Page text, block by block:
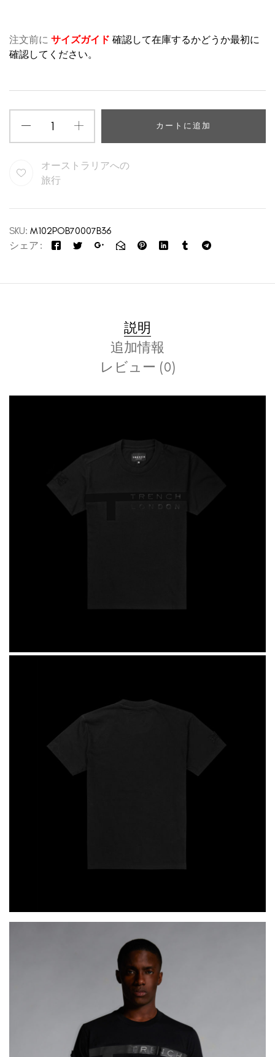
注文前に サイズガイド 確認して在庫するかどうか最初に
確認してください。
カートに追加
オーストラリアへの
旅行
SKU: M102POB70007B36
シェア
説明
追加情報
レビュー (0)